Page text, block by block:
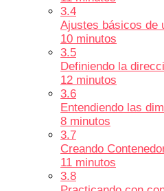
3.4
Ajustes básicos de
10 minutos
3.5
Definiendo la
12 minutos
3.6
Entendiendo las
8 minutos
3.7
Creando
11 minutos
3.8